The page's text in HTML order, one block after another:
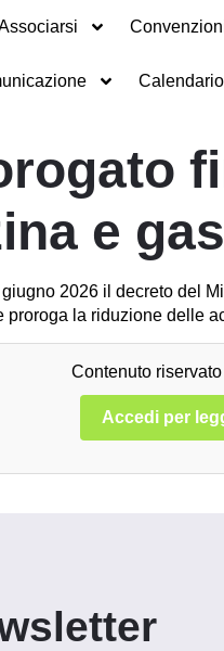
e
2026 il decreto del
la riduzione delle
Contenuto
Accedi per